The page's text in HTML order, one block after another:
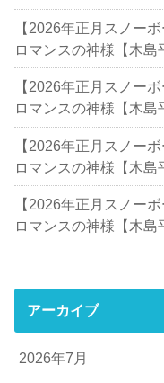
【2026年正月スノー
ロマンスの神様【木島
【2026年正月スノー
ロマンスの神様【木島
【2026年正月スノー
ロマンスの神様【木島
【2026年正月スノー
ロマンスの神様【木島
アーカイブ
2026年7月